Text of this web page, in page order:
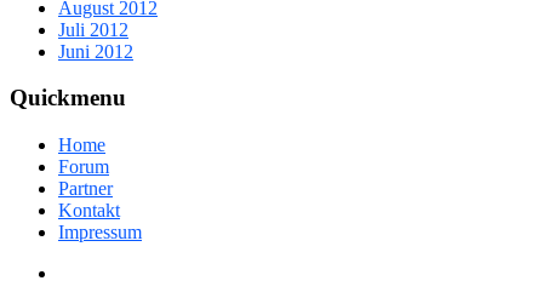
August 2012
Juli 2012
Juni 2012
Quickmenu
Home
Forum
Partner
Kontakt
Impressum